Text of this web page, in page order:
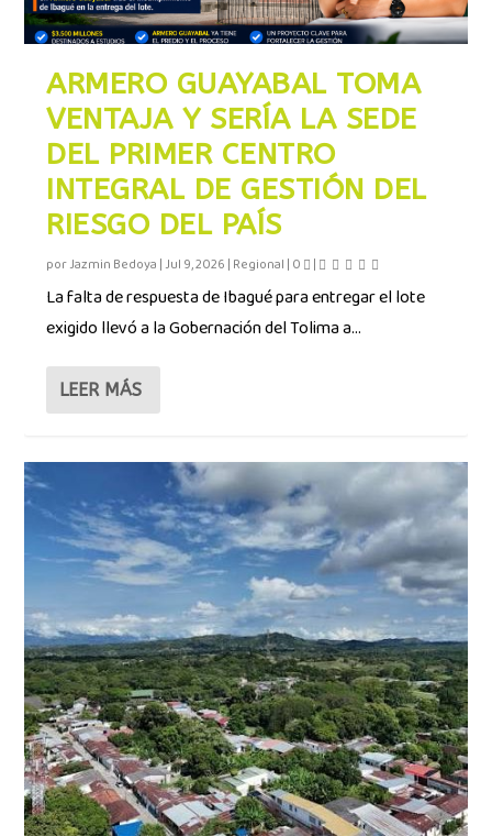
ARMERO GUAYABAL TOMA
VENTAJA Y SERÍA LA SEDE
DEL PRIMER CENTRO
INTEGRAL DE GESTIÓN DEL
RIESGO DEL PAÍS
porJazmin Bedoya | Jul 9, 2026 | Regional | 0 |
La falta de respuesta de Ibagué para entregar el lote
exigido llevó a la Gobernación del Tolima a...
LEER MÁS